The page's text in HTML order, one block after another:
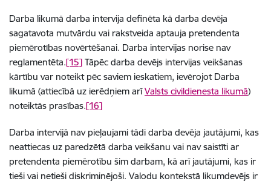
Darba likumā darba intervija definēta kā darba devēja
sagatavota mutvārdu vai rakstveida aptauja pretendenta
piemērotības novērtēšanai. Darba intervijas norise nav
reglamentēta.[15] Tāpēc darba devējs intervijas veikšanas
kārtību var noteikt pēc saviem ieskatiem, ievērojot Darba
likumā (attiecībā uz ierēdņiem arīValsts civildienesta likumā)
noteiktās prasības.[16]
Darba intervijā nav pieļaujami tādi darba devēja jautājumi, kas
neattiecas uz paredzētā darba veikšanu vai nav saistīti ar
pretendenta piemērotību šim darbam, kā arī jautājumi, kas ir
tieši vai netieši diskriminējoši. Valodu kontekstā likumdevējs ir